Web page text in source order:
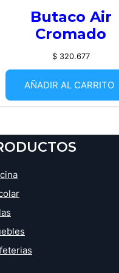
Butaco Air
Cromado
$320.677
AÑADIR AL CARRITO